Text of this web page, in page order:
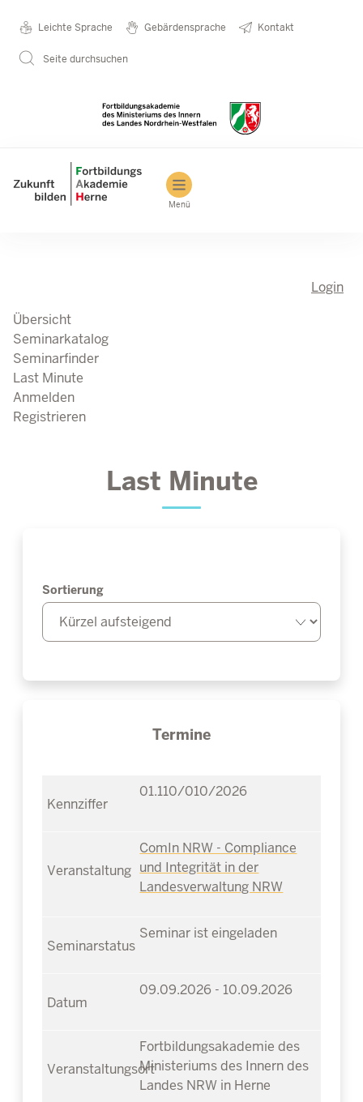
Metanavigation
Leichte Sprache Gebärdensprache Kontakt
Seite durchsuchen
Main navigation
Menü
Login
Übersicht
Seminarkatalog
Seminarfinder
Last Minute
Anmelden
Registrieren
Last Minute
Sortierung
Termine
01.110/010/2026
ComIn NRW - Compliance
und Integrität in der
Landesverwaltung NRW
Seminar ist eingeladen
09.09.2026 - 10.09.2026
Fortbildungsakademie des
Ministeriums des Innern des
Landes NRW in Herne